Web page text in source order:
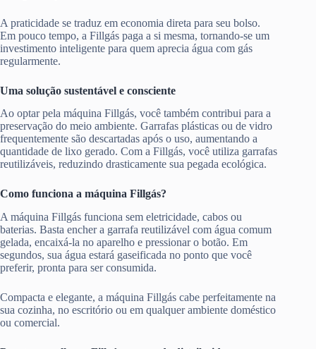
A praticidade se traduz em economia direta para seu bolso.
Em pouco tempo, a Fillgás paga a si mesma, tornando-se um
investimento inteligente para quem aprecia água com gás
regularmente.
Uma solução sustentável e consciente
Ao optar pela máquina Fillgás, você também contribui para a
preservação do meio ambiente. Garrafas plásticas ou de vidro
frequentemente são descartadas após o uso, aumentando a
quantidade de lixo gerado. Com a Fillgás, você utiliza garrafas
reutilizáveis, reduzindo drasticamente sua pegada ecológica.
Como funciona a máquina Fillgás?
A máquina Fillgás funciona sem eletricidade, cabos ou
baterias. Basta encher a garrafa reutilizável com água comum
gelada, encaixá-la no aparelho e pressionar o botão. Em
segundos, sua água estará gaseificada no ponto que você
preferir, pronta para ser consumida.
Compacta e elegante, a máquina Fillgás cabe perfeitamente na
sua cozinha, no escritório ou em qualquer ambiente doméstico
ou comercial.